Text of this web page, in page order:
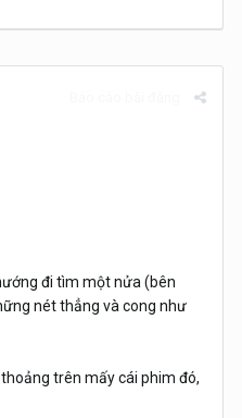
đi tìm một nửa (bên
nét thẳng và cong như
trên mấy cái phim đó,